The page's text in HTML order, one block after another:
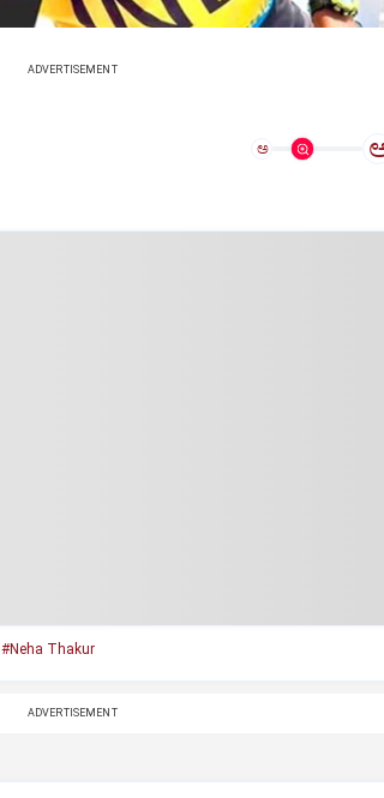
ADVERTISEMENT
ಅ
#Neha Thakur
ADVERTISEMENT